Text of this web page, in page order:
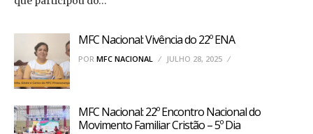
MFC Nacional: Vivência do 22º ENA
POR MFC NACIONAL JULHO 28, 2025
MFC Nacional: 22º Encontro Nacional do
Movimento Familiar Cristão – 5º Dia